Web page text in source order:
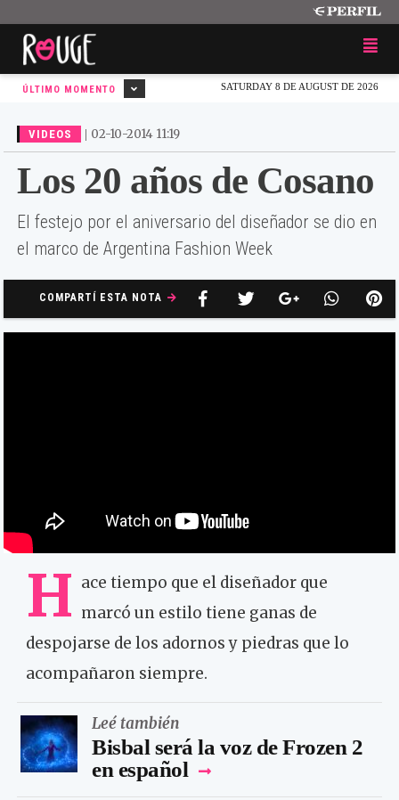
SATURDAY 8 DE AUGUST DE 2026
ÚLTIMO MOMENTO
VIDEOS | 02-10-2014 11:19
Los 20 años de Cosano
El festejo por el aniversario del diseñador se dio en
el marco de Argentina Fashion Week
COMPARTÍ ESTA NOTA
H ace tiempo que el diseñador que
marcó un estilo tiene ganas de
despojarse de los adornos y piedras que lo
acompañaron siempre.
Leé también
Bisbal será la voz de Frozen 2
en español